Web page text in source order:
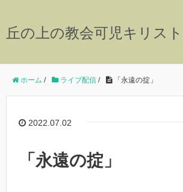
丘の上の教会可児キリス
ホーム / ライブ配信 / 「永遠の掟」
2022.07.02
「永遠の掟」